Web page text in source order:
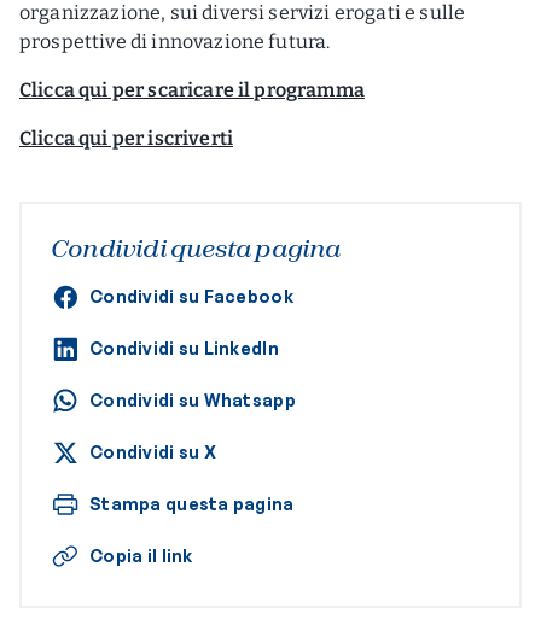
organizzazione, sui diversi servizi erogati e sulle
prospettive di innovazione futura.
Clicca qui per scaricare il programma
Clicca qui per iscriverti
Condividi questa pagina
Condividi su Facebook
Condividi su LinkedIn
Condividi su Whatsapp
Condividi su X
Stampa questa pagina
Copia il link